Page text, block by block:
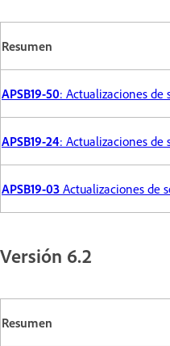
Resumen
APSB19-50: Actualizaciones de
APSB19-24: Actualizaciones de
APSB19-03 Actualizaciones de
Versión 6.2
Resumen